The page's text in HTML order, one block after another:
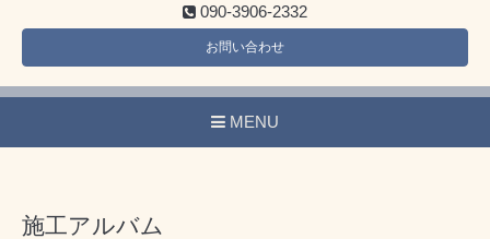
090-3906-2332
お問い合わせ
MENU
施工アルバム